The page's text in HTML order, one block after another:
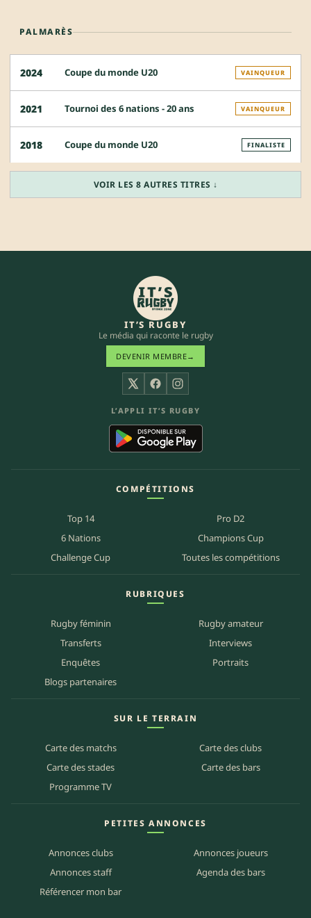
PALMARÈS
2024 Coupe du monde U20 VAINQUEUR
2021 Tournoi des 6 nations - 20 ans VAINQUEUR
2018 Coupe du monde U20 FINALISTE
VOIR LES 8 AUTRES TITRES ↓
IT’S RUGBY
Le média qui raconte le rugby
DEVENIR MEMBRE→
X FacebookInstagram
L’APPLI IT’S RUGBY
COMPÉTITIONS
Top 14
Pro D2
6 Nations
Champions Cup
Challenge Cup
Toutes les compétitions
RUBRIQUES
Rugby féminin
Rugby amateur
Transferts
Interviews
Enquêtes
Portraits
Blogs partenaires
SUR LE TERRAIN
Carte des matchs
Carte des clubs
Carte des stades
Carte des bars
Programme TV
PETITES ANNONCES
Annonces clubs
Annonces joueurs
Annonces staff
Agenda des bars
Référencer mon bar